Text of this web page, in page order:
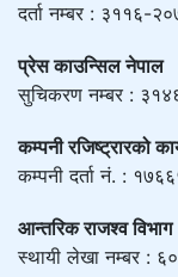
दर्ता नम्बर : ३११६-
प्रेस काउन्सिल नेपाल
सुचिकरण नम्बर :
कम्पनी रजिष्ट्रारको
कम्पनी दर्ता नं. :
आन्तरिक राजश्व विभाग
स्थायी लेखा नम्बर :